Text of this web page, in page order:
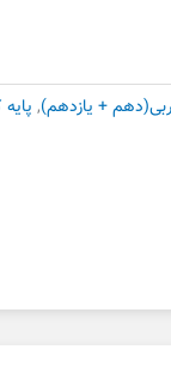
+ یازدهم),